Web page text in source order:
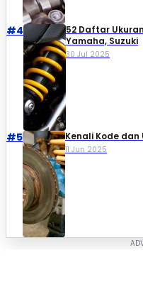
#4
52 Daftar
Yamaha, Suzuki​
30 Jul 2025
#5 Kenali Kode
11 Jun 2025